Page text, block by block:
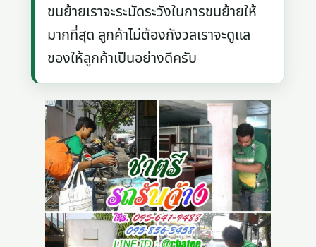
ขนย้ายเราจะระมัดระวังในการขนย้ายให้
มากที่สุด ลูกค้าไม่ต้องกังวลเราจะดูแล
ของให้ลูกค้าเป็นอย่างดีครับ